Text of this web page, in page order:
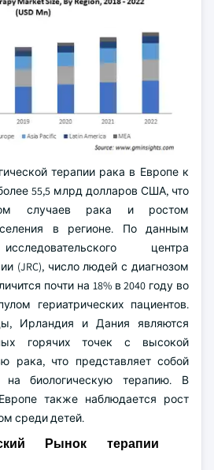
терапии рака в Европе к
55,5 млрд долларов США, что
случаев рака и ростом
в регионе. По данным
центра
(JRC), число людей с диагнозом
почти на 18% в 2040 году во
гериатрических пациентов.
Ирландия и Дания являются
горячих точек с высокой
рака, что представляет собой
на биологическую терапию. В
также наблюдается рост
среди детей.
Рынок терапии